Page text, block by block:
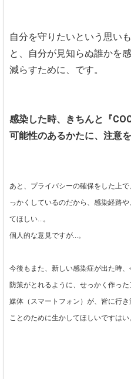
自分を守りたいという思い
と、自分が見知らぬ誰かを
減らすために、です。
感染した時、きちんと『
可能性のあるかたに、注意
あと、プライバシーの確保をした上
っかくしているのだから、感染経路
てほしい…。
個人的な意見ですが…。
今後もまた、新しい感染症が出た時
防策がとれるように、せっかく作っ
媒体（スマートフォン）が、皆に行
ことのために生かしてほしいですはい